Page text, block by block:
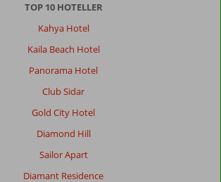
TOP 10 HOTELLER
Kahya Hotel
Kaila Beach Hotel
Panorama Hotel
Club Sidar
Gold City Hotel
Diamond Hill
Sailor Apart
Diamant Residence